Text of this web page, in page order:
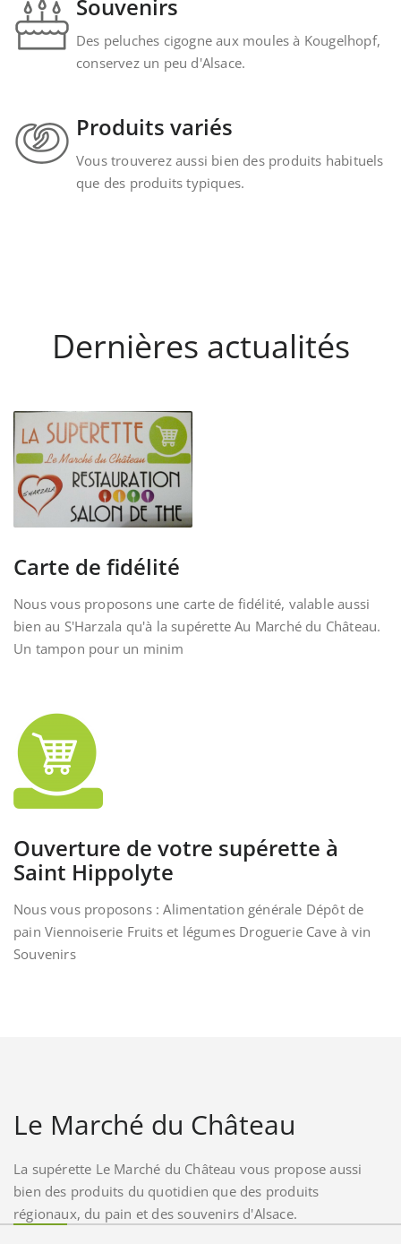
Souvenirs
Des peluches cigogne aux moules à Kougelhopf,
conservez un peu d'Alsace.
Produits variés
Vous trouverez aussi bien des produits habituels
que des produits typiques.
Dernières actualités
Carte de fidélité
Nous vous proposons une carte de fidélité, valable aussi
bien au S'Harzala qu'à la supérette Au Marché du Château.
Un tampon pour un minim
Ouverture de votre supérette à
Saint Hippolyte
Nous vous proposons : Alimentation générale Dépôt de
pain Viennoiserie Fruits et légumes Droguerie Cave à vin
Souvenirs
Le Marché du Château
La supérette Le Marché du Château vous propose aussi
bien des produits du quotidien que des produits
régionaux, du pain et des souvenirs d'Alsace.